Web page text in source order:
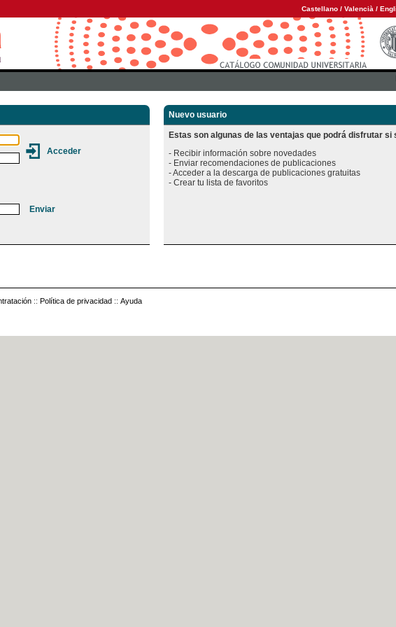
Castellano / Valencià /
Nuevo usuario
Estas son algunas de las ventajas que podrá disfrutar si
- Recibir información sobre novedades
- Enviar recomendaciones de publicaciones
- Acceder a la descarga de publicaciones gratuitas
:: Política de privacidad :: Ayuda